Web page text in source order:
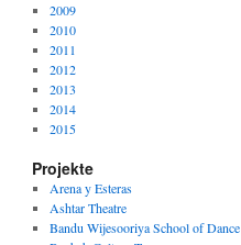
2009
2010
2011
2012
2013
2014
2015
Projekte
Arena y Esteras
Ashtar Theatre
Bandu Wijesooriya School of Dance